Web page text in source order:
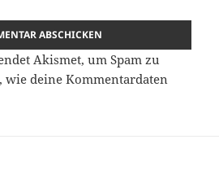
Akismet, um Spam zu
wie deine Kommentardaten